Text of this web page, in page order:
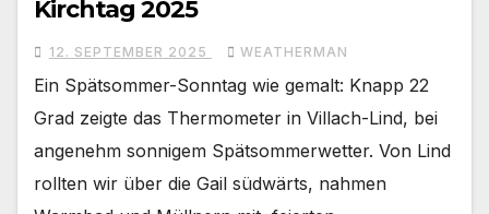
Kirchtag 2025
12. SEPTEMBER 2025 WEATHERMAN
Ein Spätsommer-Sonntag wie gemalt: Knapp 22
Grad zeigte das Thermometer in Villach-Lind, bei
angenehm sonnigem Spätsommerwetter. Von Lind
rollten wir über die Gail südwärts, nahmen